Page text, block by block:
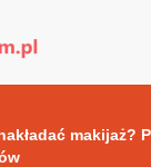
makijaż?